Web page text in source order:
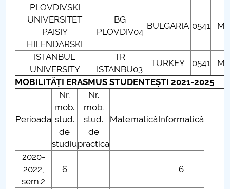
Alegeri Departament
BULETIN ȘTIINȚIFIC
PLOVDIVSKI
UNIVERSITET
PAISIY
HILENDARSKI
BG
PLOVDIV04
BULGARIA 0541
ISTANBUL
UNIVERSITY
TR
ISTANBU03
TURKEY 0541
MOBILITĂȚI ERASMUS STUDENTEȘTI 2021-2025
Perioada
Nr.
mob.
stud.
de
studiu
Nr.
mob.
stud.
de
practică
MatematicăInformatică
2020-
2022,
sem.2
6 6